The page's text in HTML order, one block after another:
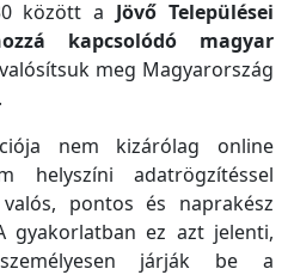
között a Jövő Települései
kapcsolódó magyar
valósítsuk meg Magyarország
nem kizárólag online
helyszíni adatrögzítéssel
pontos és naprakész
gyakorlatban ez azt jelenti,
járják be a